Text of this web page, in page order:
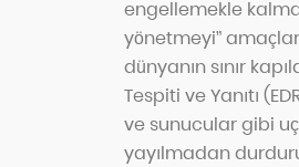
engellemekle
yönetmeyi”
dünyanın sınır
Tespiti ve Yanıtı
ve sunucular gibi
yayılmadan